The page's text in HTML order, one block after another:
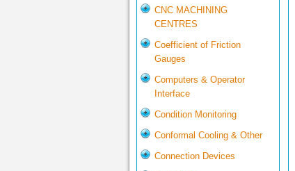
CNC MACHINING
CENTRES
Coefficient of Friction
Gauges
Computers & Operator
Interface
Condition Monitoring
Conformal Cooling & Other
Connection Devices